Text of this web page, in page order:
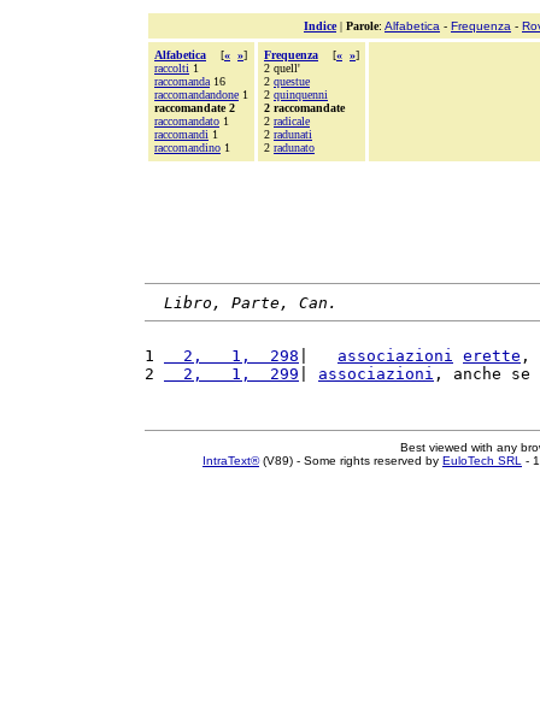
Indice| Parole: Alfabetica - Frequenza -
Alfabetica [« »]
raccolti 1
raccomanda 16
raccomandandone 1
raccomandate 2
raccomandato 1
raccomandi 1
raccomandino 1
Frequenza [« »]
2 quell'
2 questue
2 quinquenni
2 raccomandate
2 radicale
2 radunati
2 radunato
Libro, Parte, Can.
1
  2,   1,  298
associazioni erette ,
2
  2,   1,  299
associazioni , anche se
Best viewed with any
IntraText®(V89) - Some rights reserved by EuloTech SRL -